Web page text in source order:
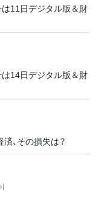
は11日デジタル版＆財
は14日デジタル版＆財
、その損失は？